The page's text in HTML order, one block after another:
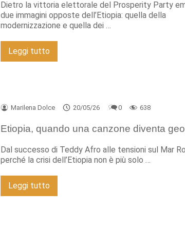
Dietro la vittoria elettorale del Prosperity Party
due immagini opposte dell’Etiopia: quella della
modernizzazione e quella dei …
Leggi tutto
Marilena Dolce 20/05/26 0 638
Etiopia, quando una canzone diventa
Dal successo di Teddy Afro alle tensioni sul Mar
perché la crisi dell’Etiopia non è più solo …
Leggi tutto